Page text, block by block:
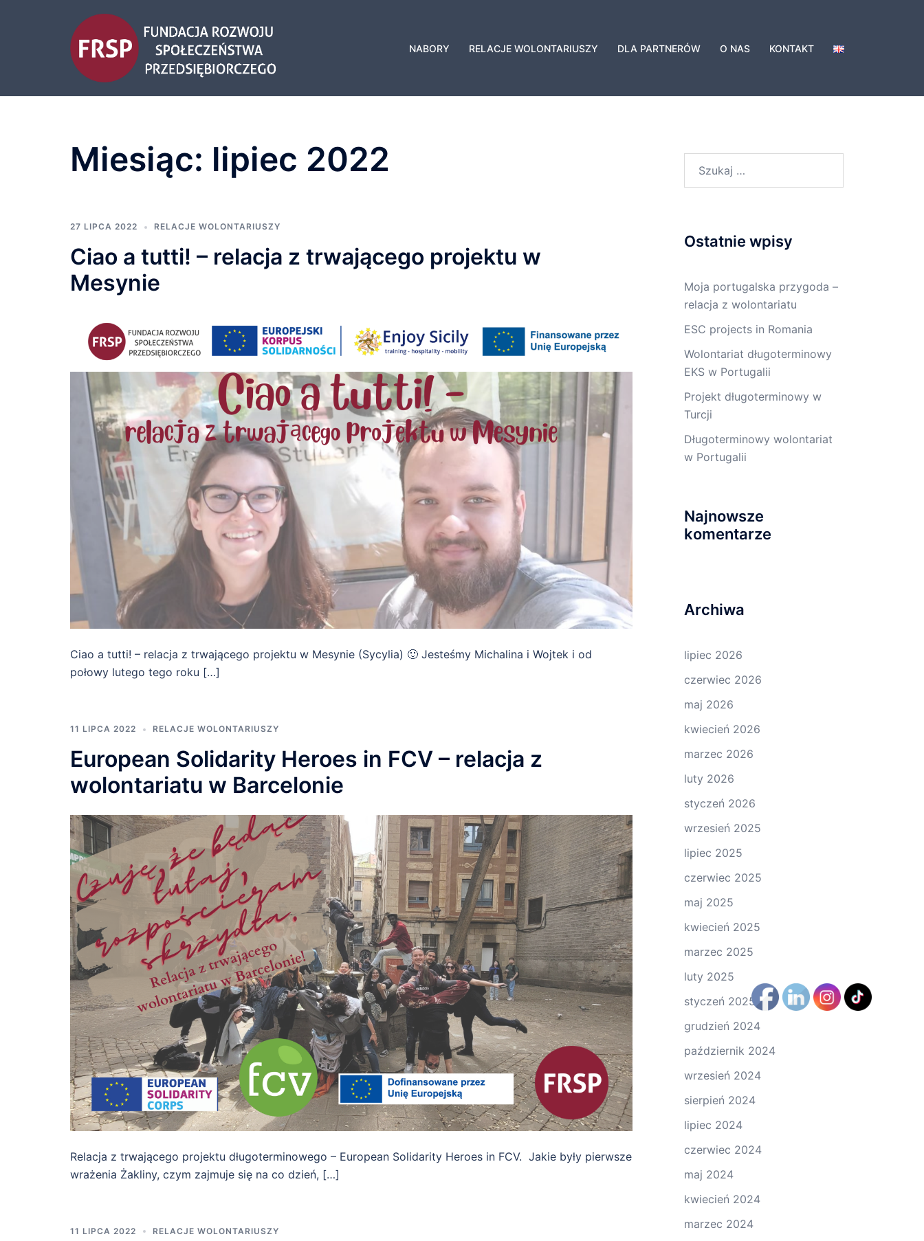
NABORY RELACJE WOLONTARIUSZY DLA PARTNERÓW O NAS KONTAKT
Miesiąc: lipiec 2022
27 LIPCA 2022 RELACJE WOLONTARIUSZY
Ciao a tutti! – relacja z trwającego projektu w
Mesynie
Ciao a tutti! – relacja z trwającego projektu w Mesynie (Sycylia) 🙂 Jesteśmy Michalina i Wojtek i od
połowy lutego tego roku […]
11 LIPCA 2022 RELACJE WOLONTARIUSZY
European Solidarity Heroes in FCV – relacja z
wolontariatu w Barcelonie
Relacja z trwającego projektu długoterminowego – European Solidarity Heroes in FCV. Jakie były pierwsze
wrażenia Żakliny, czym zajmuje się na co dzień, […]
11 LIPCA 2022 RELACJE WOLONTARIUSZY
Ostatnie wpisy
Moja portugalska przygoda –
relacja z wolontariatu
ESC projects in Romania
Wolontariat długoterminowy
EKS w Portugalii
Projekt długoterminowy w
Turcji
Długoterminowy wolontariat
w Portugalii
Najnowsze
komentarze
Archiwa
lipiec 2026
czerwiec 2026
maj 2026
kwiecień 2026
marzec 2026
luty 2026
styczeń 2026
wrzesień 2025
lipiec 2025
czerwiec 2025
maj 2025
kwiecień 2025
marzec 2025
luty 2025
styczeń 2025
grudzień 2024
październik 2024
wrzesień 2024
sierpień 2024
lipiec 2024
czerwiec 2024
maj 2024
kwiecień 2024
marzec 2024